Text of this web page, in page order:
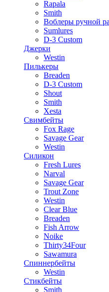
Rapala
Smith
Воблеры ручной
Sumlures
D-3 Custom
Джерки
Westin
Пилькеры
Breaden
D-3 Custom
Shout
Smith
Xesta
Свимбейты
Fox Rage
Savage Gear
Westin
Силикон
Fresh Lures
Narval
Savage Gear
Trout Zone
Westin
Clear Blue
Breaden
Fish Arrow
Noike
Thirty34Four
Sawamura
Спиннербейты
Westin
Стикбейты
Smith